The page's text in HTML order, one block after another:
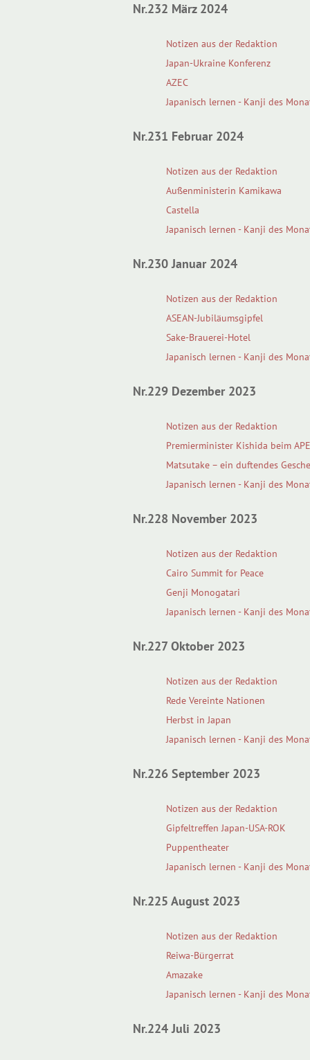
Nr.232 März 2024
Notizen aus der Redaktion
Japan-Ukraine Konferenz
AZEC
Japanisch lernen - Kanji des
Nr.231 Februar 2024
Notizen aus der Redaktion
Außenministerin Kamikawa
Castella
Japanisch lernen - Kanji des
Nr.230 Januar 2024
Notizen aus der Redaktion
ASEAN-Jubiläumsgipfel
Sake-Brauerei-Hotel
Japanisch lernen - Kanji des
Nr.229 Dezember 2023
Notizen aus der Redaktion
Premierminister Kishida beim
Matsutake – ein duftendes
Japanisch lernen - Kanji des
Nr.228 November 2023
Notizen aus der Redaktion
Cairo Summit for Peace
Genji Monogatari
Japanisch lernen - Kanji des
Nr.227 Oktober 2023
Notizen aus der Redaktion
Rede Vereinte Nationen
Herbst in Japan
Japanisch lernen - Kanji des
Nr.226 September 2023
Notizen aus der Redaktion
Gipfeltreffen Japan-USA-ROK
Puppentheater
Japanisch lernen - Kanji des
Nr.225 August 2023
Notizen aus der Redaktion
Reiwa-Bürgerrat
Amazake
Japanisch lernen - Kanji des
Nr.224 Juli 2023